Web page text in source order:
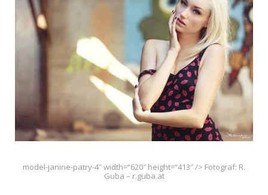
model-janine-patry-4″ width=“620″ height=“413″ /> Fotograf: R.
Guba – r.guba.at